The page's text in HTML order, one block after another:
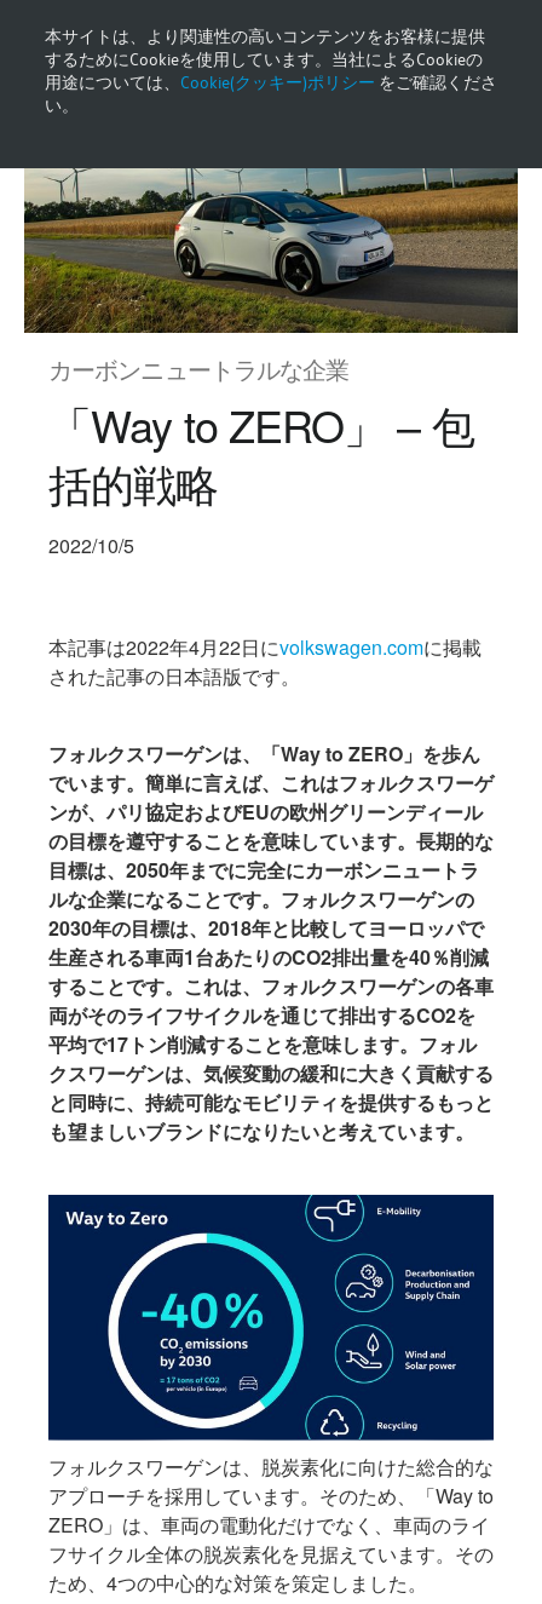
カーボンニュートラル​な企業
「Way to ZERO」 – 包
括的戦略
2022/10/5
本記事は2022年4月22日にvolkswagen.comに掲載
された記事の日本語版です。
フォルクスワーゲンは、「Way to ZERO」を歩ん
でいます。簡単に言えば、これはフォルクスワーゲ
ンが、パリ協定およびEUの欧州グリーンディール
の目標を遵守することを意味しています。長期的な
目標は、2050年までに完全にカーボンニュートラ
ルな企業になることです。フォルクスワーゲンの
2030年の目標は、2018年と比較してヨーロッパで
生産される車両1台あたりのCO2排出量を40％削減
することです。これは、フォルクスワーゲンの各車
両がそのライフサイクルを通じて排出するCO2を
平均で17トン削減することを意味します。フォル
クスワーゲンは、気候変動の緩和に大きく貢献する
と同時に、持続可能なモビリティを提供するもっと
も望ましいブランドになりたいと考えています。
フォルクスワーゲンは、脱炭素化に向けた総合的な
アプローチを採用しています。そのため、「Way to
ZERO」は、車両の電動化だけでなく、車両のライ
フサイクル全体の脱炭素化を見据えています。その
ため、4つの中心的な対策を策定しました。
本サイトは、より関連性の高いコンテンツをお客様に提供
するためにCookieを使用しています。当社によるCookieの
用途については、 Cookie(クッキー)ポリシー をご確認くださ
い。